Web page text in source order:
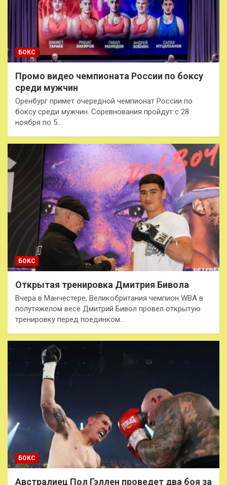
БОКС
Промо видео чемпионата России по боксу
среди мужчин
Оренбург примет очередной чемпионат России по
боксу среди мужчин. Соревнования пройдут с 28
ноября по 5…
БОКС
Открытая тренировка Дмитрия Бивола
Вчера в Манчестере, Великобритания чемпион WBA в
полутяжелом весе Дмитрий Бивол провел открытую
тренировку перед поединком…
БОКС
Австралиец Пол Гэллен проведет два боя за